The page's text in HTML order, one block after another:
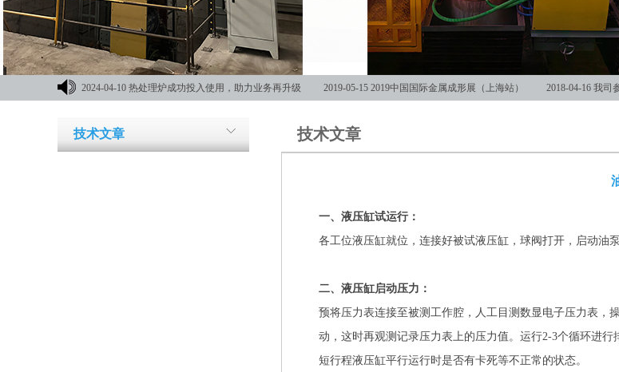
2024-04-10 热处理炉成功投入使用，助力业务再升级 2019-05-15 2019中国国际金属成形展（上海站） 2018-04-16 我司
技术文章 技术文章
一、液压缸试运行：
各工位液压缸就位，连接好被试液压缸，球阀打开，启动油
二、液压缸启动压力：
预将压力表连接至被测工作腔，人工目测数显电子压力表，
动，这时再观测记录压力表上的压力值。运行2-3个循环进
短行程液压缸平行运行时是否有卡死等不正常的状态。